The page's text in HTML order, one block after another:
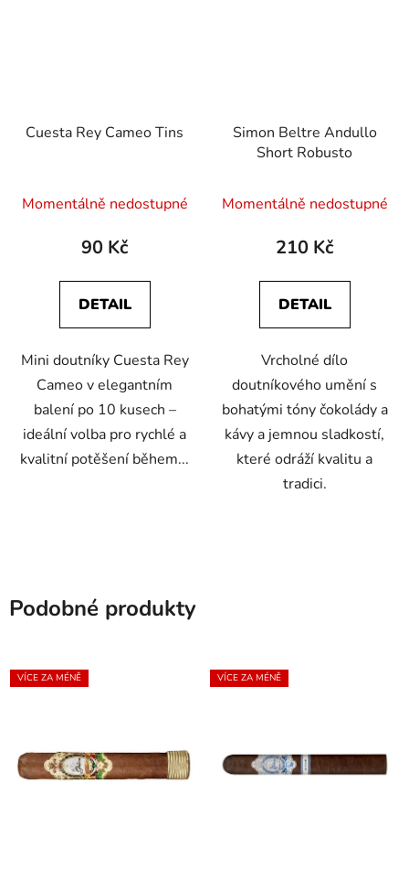
Cuesta Rey Cameo Tins
Momentálně nedostupné
90 Kč
DETAIL
Mini doutníky Cuesta Rey
Cameo v elegantním
balení po 10 kusech –
ideální volba pro rychlé a
kvalitní potěšení během...
Simon Beltre Andullo
Short Robusto
Momentálně nedostupné
210 Kč
DETAIL
Vrcholné dílo
doutníkového umění s
bohatými tóny čokolády a
kávy a jemnou sladkostí,
které odráží kvalitu a
tradici.
Podobné produkty
VÍCE ZA MÉNĚ VÍCE ZA MÉNĚ